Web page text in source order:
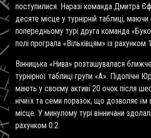
поступилися. Наразі команда Дмитра
десяте місце у турнірній таблиці,
попередньому турі друга команда
полі програла «Вільхівцям» із рахунком
Вінницька «Нива» розташувалася
турнірної таблиці групи «А». Підопічні
мають у своєму активі 20 очок після
нічиїх та семи поразок, що дозволяє їм
місце. У минулому турі вінничани
рахунком 0:2.